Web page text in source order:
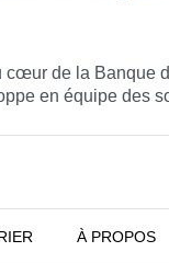
cœur de la Banque
en équipe des
À PROPOS